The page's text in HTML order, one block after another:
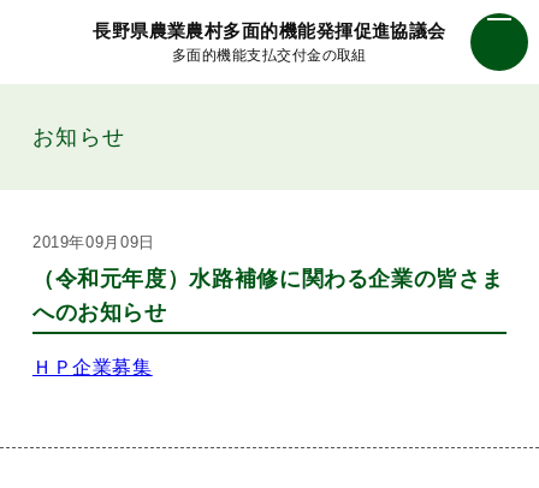
長野県農業農村多面的機能発揮促進協議会
多面的機能支払交付金の取組
お知らせ
2019年09月09日
（令和元年度）水路補修に関わる企業の皆さま
へのお知らせ
ＨＰ企業募集